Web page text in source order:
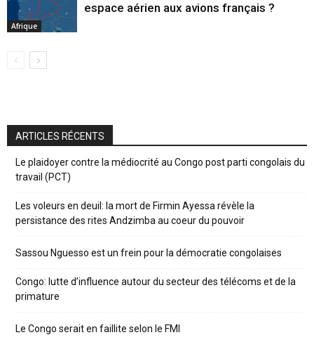
Afrique
espace aérien aux avions français ?
ARTICLES RÉCENTS
Le plaidoyer contre la médiocrité au Congo post parti congolais du
travail (PCT)
Les voleurs en deuil: la mort de Firmin Ayessa révèle la
persistance des rites Andzimba au coeur du pouvoir
Sassou Nguesso est un frein pour la démocratie congolaises
Congo: lutte d’influence autour du secteur des télécoms et de la
primature
Le Congo serait en faillite selon le FMI